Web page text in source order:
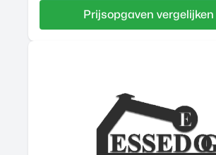
Prijsopgaven vergelijken